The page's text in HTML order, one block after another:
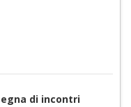
di incontri